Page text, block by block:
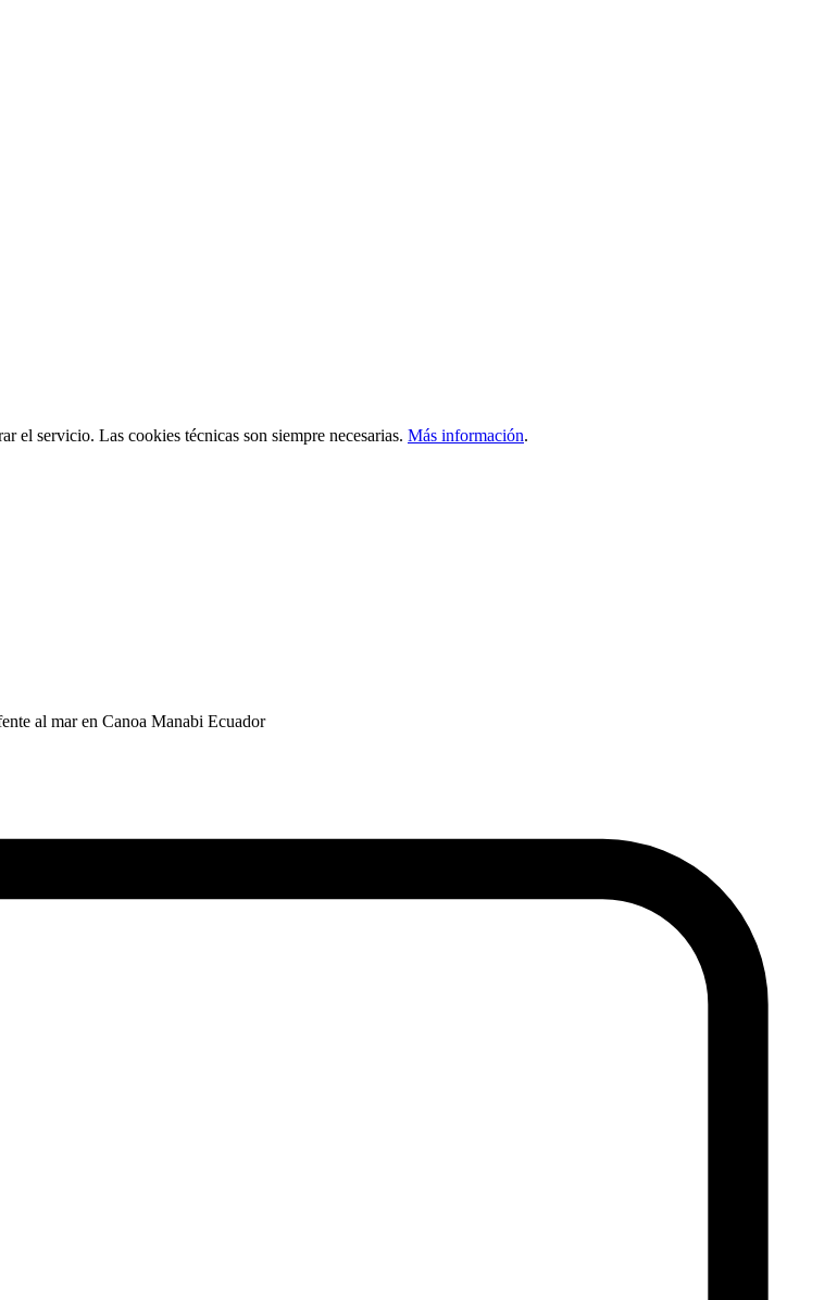
el servicio. Las cookies técnicas son siempre necesarias. Más información.
al mar en Canoa Manabi Ecuador